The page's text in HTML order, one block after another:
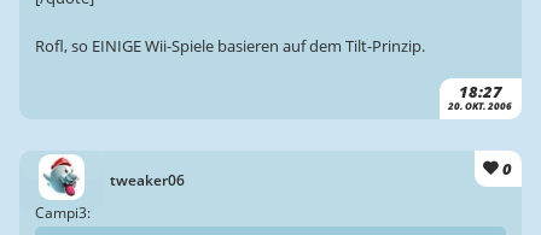
18:27
20. OKT. 2006
Rofl, so EINIGE Wii-Spiele basieren auf dem Tilt-Prinzip.
tweaker06
0
Campi3: